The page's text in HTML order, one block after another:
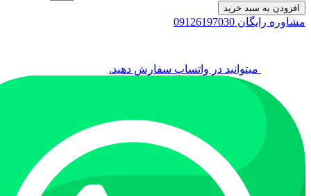
افزودن به سبد خرید
مشاوره رایگان 09126197030
میتوانید در واتساپ سفارش دهید.